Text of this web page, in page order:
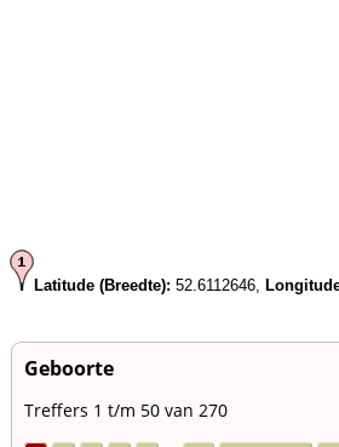
Latitude (Breedte): 52.6112646,
Geboorte
Treffers 1 t/m 50 van 270